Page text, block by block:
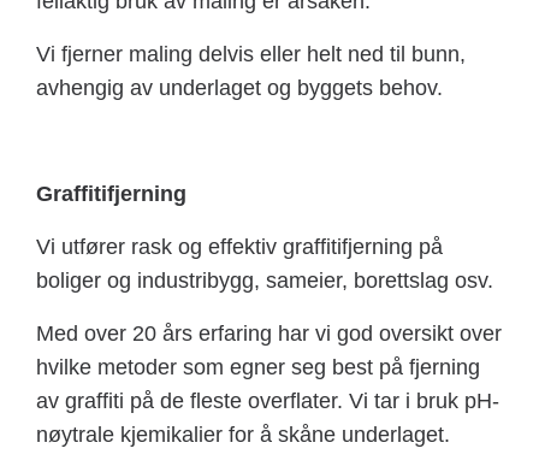
Vi fjerner maling delvis eller helt ned til bunn,
avhengig av underlaget og byggets behov.
Graffitifjerning
Vi utfører rask og effektiv graffitifjerning på
boliger og industribygg, sameier, borettslag osv.
Med over 20 års erfaring har vi god oversikt over
hvilke metoder som egner seg best på fjerning
av graffiti på de fleste overflater. Vi tar i bruk pH-
nøytrale kjemikalier for å skåne underlaget.